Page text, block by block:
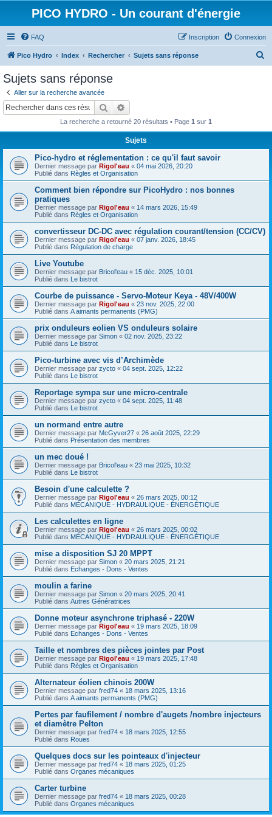
PICO HYDRO - Un courant d'énergie
FAQ Connexion
Inscription
Pico Hydro Index Rechercher Sujets sans réponse
Sujets sans réponse
Aller sur la recherche avancée
Rechercher
La recherche a retourné 20 résultats • Page 1 sur 1
Sujets
Pico-hydro et réglementation : ce qu'il faut savoir
Dernier message par Rigol'eau « 04 mai 2026, 20:20
Publié dans Règles et Organisation
Comment bien répondre sur PicoHydro : nos bonnes
pratiques
Dernier message par Rigol'eau « 14 mars 2026, 15:49
Publié dans Règles et Organisation
convertisseur DC‑DC avec régulation courant/tension (CC/CV)
Dernier message par Rigol'eau « 07 janv. 2026, 18:45
Publié dans Régulation de charge
Live Youtube
Dernier message par Bricol'eau « 15 déc. 2025, 10:01
Publié dans Le bistrot
Courbe de puissance - Servo-Moteur Keya - 48V/400W
Dernier message par Rigol'eau « 23 nov. 2025, 22:00
Publié dans A aimants permanents (PMG)
prix onduleurs eolien VS onduleurs solaire
Dernier message par Simon « 02 nov. 2025, 23:22
Publié dans Le bistrot
Pico-turbine avec vis d’Archimède
Dernier message par zycto « 04 sept. 2025, 12:22
Publié dans Le bistrot
Reportage sympa sur une micro-centrale
Dernier message par zycto « 04 sept. 2025, 11:48
Publié dans Le bistrot
un normand entre autre
Dernier message par McGyver27 « 26 août 2025, 22:29
Publié dans Présentation des membres
un mec doué !
Dernier message par Bricol'eau « 23 mai 2025, 10:32
Publié dans Le bistrot
Besoin d'une calculette ?
Dernier message par Rigol'eau « 26 mars 2025, 00:12
Publié dans MÉCANIQUE - HYDRAULIQUE - ÉNERGÉTIQUE
Les calculettes en ligne
Dernier message par Rigol'eau « 26 mars 2025, 00:02
Publié dans MÉCANIQUE - HYDRAULIQUE - ÉNERGÉTIQUE
mise a disposition SJ 20 MPPT
Dernier message par Simon « 20 mars 2025, 21:21
Publié dans Echanges - Dons - Ventes
moulin a farine
Dernier message par Simon « 20 mars 2025, 20:41
Publié dans Autres Génératrices
Donne moteur asynchrone triphasé - 220W
Dernier message par Rigol'eau « 19 mars 2025, 18:09
Publié dans Echanges - Dons - Ventes
Taille et nombres des pièces jointes par Post
Dernier message par Rigol'eau « 19 mars 2025, 17:48
Publié dans Règles et Organisation
Alternateur éolien chinois 200W
Dernier message par fred74 « 18 mars 2025, 13:16
Publié dans A aimants permanents (PMG)
Pertes par faufilement / nombre d'augets /nombre injecteurs
et diamètre Pelton
Dernier message par fred74 « 18 mars 2025, 12:55
Publié dans Roues
Quelques docs sur les pointeaux d'injecteur
Dernier message par fred74 « 18 mars 2025, 01:25
Publié dans Organes mécaniques
Carter turbine
Dernier message par fred74 « 18 mars 2025, 00:28
Publié dans Organes mécaniques